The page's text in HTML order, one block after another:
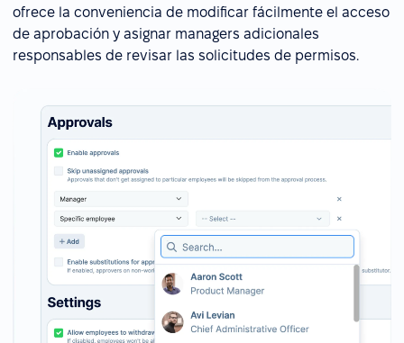
ofrece la conveniencia de modificar fácilmente el acceso
de aprobación y asignar managers adicionales
responsables de revisar las solicitudes de permisos.